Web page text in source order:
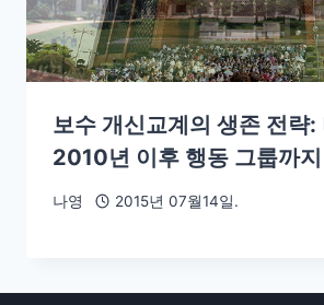
보수 개신교계의 생존 전략:
2010년 이후 행동 그룹까지
나영 2015년 07월14일.